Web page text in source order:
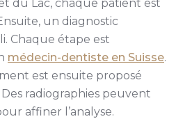
du Lac, chaque patient est
un diagnostic
Chaque étape est
médecin-dentiste en Suisse.
est ensuite proposé
Des radiographies peuvent
affiner l’analyse.